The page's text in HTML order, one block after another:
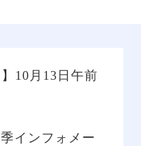
10月13日午前
インフォメー